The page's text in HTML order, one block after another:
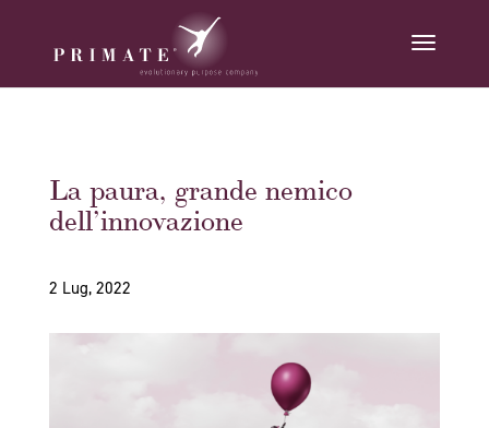
La paura, grande nemico
dell’innovazione
2 Lug, 2022